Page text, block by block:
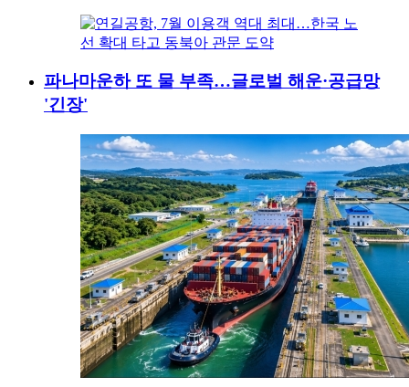
파나마운하 또 물 부족…글로벌 해운·공급망
'긴장'